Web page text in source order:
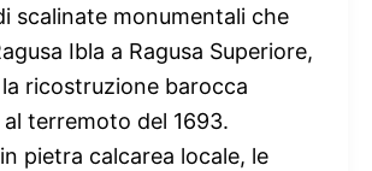
scalinate monumentali che
Ibla a Ragusa Superiore,
ricostruzione barocca
al terremoto del 1693.
pietra calcarea locale, le